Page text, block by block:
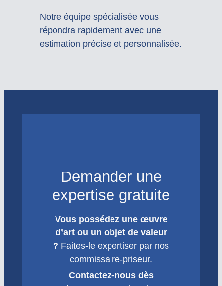
Notre équipe spécialisée vous
répondra rapidement avec une
estimation précise et personnalisée.
Demander une
expertise gratuite
Vous possédez une œuvre
d’art ou un objet de valeur
? Faites-le expertiser par nos
commissaire-priseur.
Contactez-nous dès